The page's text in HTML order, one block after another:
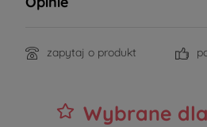
zapytaj o produkt
Wybrane